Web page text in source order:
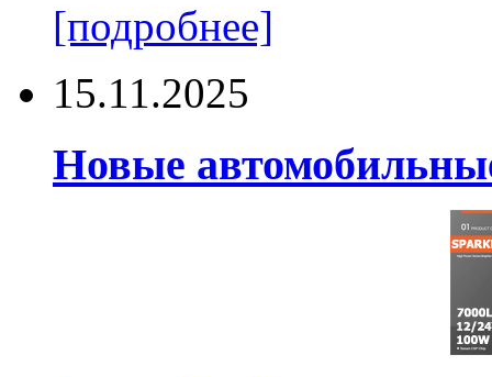
[подробнее]
15.11.2025
Новые